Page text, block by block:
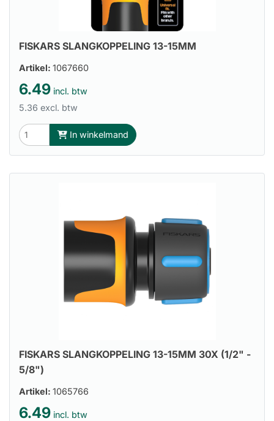
FISKARS SLANGKOPPELING 13-15MM
Artikel: 1067660
6.49 incl. btw
5.36 excl. btw
In winkelmand
FISKARS SLANGKOPPELING 13-15MM 30X (1/2" -
5/8")
Artikel: 1065766
6.49 incl. btw